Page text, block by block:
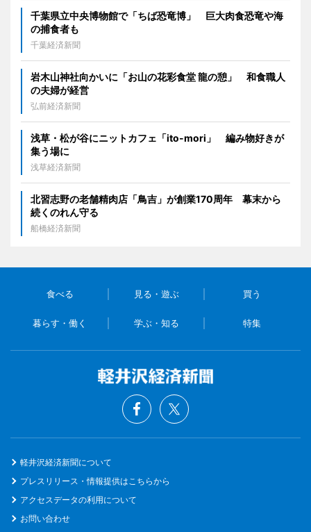
千葉県立中央博物館で「ちば恐竜博」 巨大肉食恐竜や海
の捕食者も
千葉経済新聞
岩木山神社向かいに「お山の花彩食堂 龍の憩」 和食職人
の夫婦が経営
弘前経済新聞
浅草・松が谷にニットカフェ「ito-mori」 編み物好きが
集う場に
浅草経済新聞
北習志野の老舗精肉店「鳥吉」が創業170周年 幕末から
続くのれん守る
船橋経済新聞
食べる 見る・遊ぶ 買う
暮らす・働く 学ぶ・知る 特集
軽井沢経済新聞について
プレスリリース・情報提供はこちらから
アクセスデータの利用について
お問い合わせ